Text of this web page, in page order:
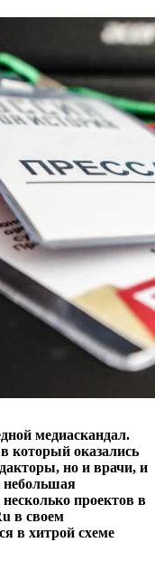
медиаскандал.
который оказались
но и врачи, и
небольшая
проектов в
в своем
в хитрой схеме